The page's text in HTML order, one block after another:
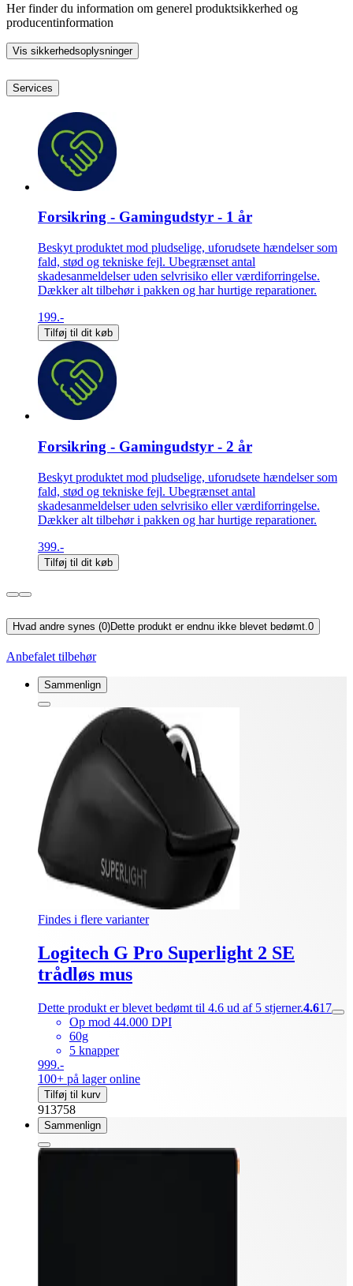
Her finder du information om generel produktsikkerhed og
producentinformation
Vis sikkerhedsoplysninger
Services
Forsikring - Gamingudstyr - 1 år
Beskyt produktet mod pludselige, uforudsete hændelser som
fald, stød og tekniske fejl. Ubegrænset antal
skadesanmeldelser uden selvrisiko eller værdiforringelse.
Dækker alt tilbehør i pakken og har hurtige reparationer.
199.-
Tilføj til dit køb
Forsikring - Gamingudstyr - 2 år
Beskyt produktet mod pludselige, uforudsete hændelser som
fald, stød og tekniske fejl. Ubegrænset antal
skadesanmeldelser uden selvrisiko eller værdiforringelse.
Dækker alt tilbehør i pakken og har hurtige reparationer.
399.-
Tilføj til dit køb
Hvad andre synes (0)Dette produkt er endnu ikke blevet bedømt. 0
Anbefalet tilbehør
Sammenlign
Findes i flere varianter
Logitech G Pro Superlight 2 SE
trådløs mus
Dette produkt er blevet bedømt til 4.6 ud af 5 stjerner.4.617
Op mod 44.000 DPI
60g
5 knapper
999.-
100+ på lager online
Tilføj til kurv
913758
Sammenlign